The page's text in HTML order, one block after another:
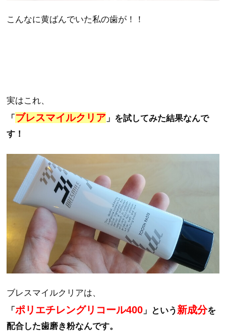
こんなに黄ばんでいた私の歯が！！
実はこれ、
「 ブレスマイルクリア 」を試してみた結果なんで
す！
ブレスマイルクリアは、
「ポリエチレングリコール400 」という新成分を
配合した歯磨き粉なんです。